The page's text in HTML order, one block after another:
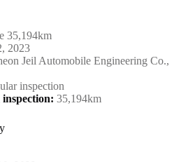
35,194km
2023
Jeil Automobile Engineering Co.,
inspection
: 35,194km